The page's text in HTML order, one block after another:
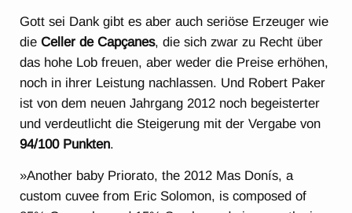
Gott sei Dank gibt es aber auch seriöse Erzeuger wie
dieCeller de Capçanes, die sich zwar zu Recht über
das hohe Lob freuen, aber weder die Preise erhöhen,
noch in ihrer Leistung nachlassen. Und Robert Paker
ist von dem neuen Jahrgang 2012 noch begeisterter
und verdeutlicht die Steigerung mit der Vergabe von
94/100 Punkten.
»Another baby Priorato, the 2012 Mas Donís, a
custom cuvee from Eric Solomon, is composed of